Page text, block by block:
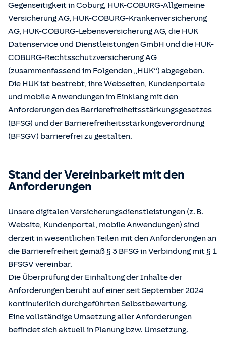
Gegenseitigkeit in Coburg, HUK-COBURG-Allgemeine
Versicherung AG, HUK-COBURG-Krankenversicherung
AG, HUK-COBURG-Lebensversicherung AG, die HUK
Datenservice und Dienstleistungen GmbH und die HUK-
COBURG-Rechtsschutzversicherung AG
(zusammenfassend im Folgenden „HUK“) abgegeben.
Die HUK ist bestrebt, ihre Webseiten, Kundenportale
und mobile Anwendungen im Einklang mit den
Anforderungen des Barrierefreiheitsstärkungsgesetzes
(BFSG) und der Barrierefreiheitsstärkungsverordnung
(BFSGV) barrierefrei zu gestalten.
Stand der Vereinbarkeit mit den
Anforderungen
Unsere digitalen Versicherungsdienstleistungen (z. B.
Website, Kundenportal, mobile Anwendungen) sind
derzeit in wesentlichen Teilen mit den Anforderungen an
die Barrierefreiheit gemäß § 3 BFSG in Verbindung mit § 1
BFSGV vereinbar.
Die Überprüfung der Einhaltung der Inhalte der
Anforderungen beruht auf einer seit September 2024
kontinuierlich durchgeführten Selbstbewertung.
Eine vollständige Umsetzung aller Anforderungen
befindet sich aktuell in Planung bzw. Umsetzung.